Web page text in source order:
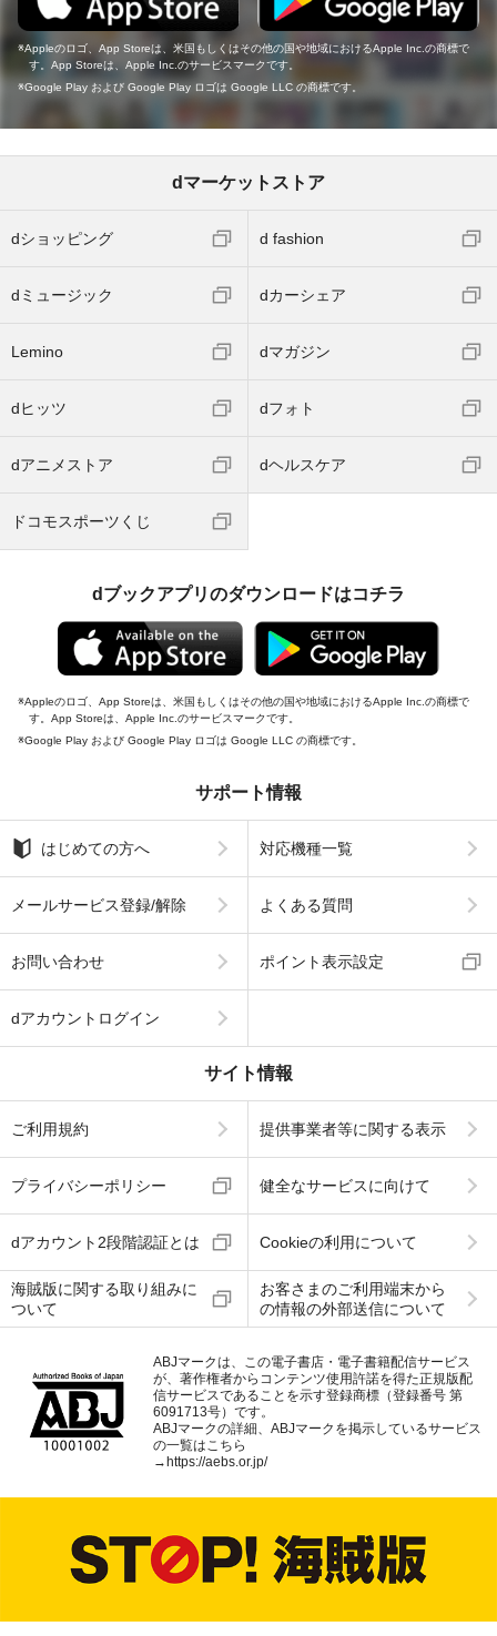
Appleのロゴ、App Storeは、米国もしくはその他の国や地域におけるApple Inc.の商標で
す。App Storeは、Apple Inc.のサービスマークです。
Google Play および Google Play ロゴは Google LLC の商標です。
dマーケットストア
dショッピング d fashion
dミュージック dカーシェア
Lemino dマガジン
dヒッツ dフォト
dアニメストア dヘルスケア
ドコモスポーツくじ
dブックアプリのダウンロードはコチラ
Appleのロゴ、App Storeは、米国もしくはその他の国や地域におけるApple Inc.の商標で
す。App Storeは、Apple Inc.のサービスマークです。
Google Play および Google Play ロゴは Google LLC の商標です。
サポート情報
はじめての方へ 対応機種一覧
メールサービス登録/解除 よくある質問
お問い合わせ ポイント表示設定
dアカウントログイン
サイト情報
ご利用規約 提供事業者等に関する表示
プライバシーポリシー 健全なサービスに向けて
dアカウント2段階認証とは Cookieの利用について
海賊版に関する取り組みに
ついて
お客さまのご利用端末から
の情報の外部送信について
ABJマークは、この電子書店・電子書籍配信サービス
が、著作権者からコンテンツ使用許諾を得た正規版配
信サービスであることを示す登録商標（登録番号 第
6091713号）です。
ABJマークの詳細、ABJマークを掲示しているサービス
の一覧はこちら
→https://aebs.or.jp/